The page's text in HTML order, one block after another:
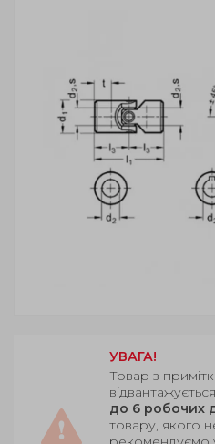
УВАГА!
Товар з
до 6 робочих
товару, якого